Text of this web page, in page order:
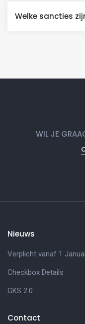
Welke sancties
WIL JE
Nieuws
Verplicht vanaf 1
Checkbox Details
GKS 2.0
Contact